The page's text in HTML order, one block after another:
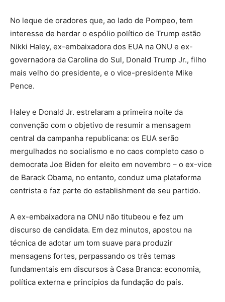
No leque de oradores que, ao lado de Pompeo, tem
interesse de herdar o espólio político de Trump estão
Nikki Haley, ex-embaixadora dos EUA na ONU e ex-
governadora da Carolina do Sul, Donald Trump Jr., filho
mais velho do presidente, e o vice-presidente Mike
Pence.
Haley e Donald Jr. estrelaram a primeira noite da
convenção com o objetivo de resumir a mensagem
central da campanha republicana: os EUA serão
mergulhados no socialismo e no caos completo caso o
democrata Joe Biden for eleito em novembro – o ex-vice
de Barack Obama, no entanto, conduz uma plataforma
centrista e faz parte do establishment de seu partido.
A ex-embaixadora na ONU não titubeou e fez um
discurso de candidata. Em dez minutos, apostou na
técnica de adotar um tom suave para produzir
mensagens fortes, perpassando os três temas
fundamentais em discursos à Casa Branca: economia,
política externa e princípios da fundação do país.